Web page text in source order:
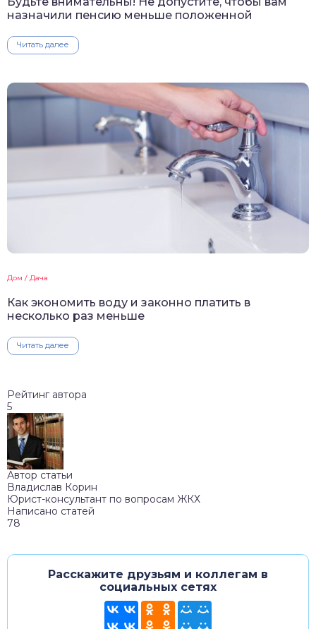
назначили пенсию меньше положенной
Читать далее
Дом / Дача
Как экономить воду и законно платить в
несколько раз меньше
Читать далее
Рейтинг автора
5
Автор статьи
Владислав Корин
Юрист-консультант по вопросам ЖКХ
Написано статей
78
Расскажите друзьям и коллегам в
социальных сетях